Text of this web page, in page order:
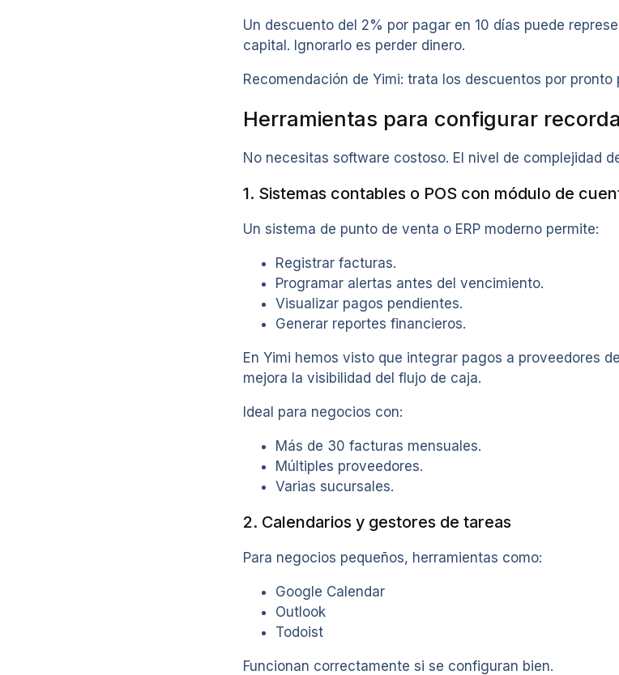
Un descuento del 2% por pagar en 10 días puede
capital. Ignorarlo es perder dinero.
Recomendación de Yimi: trata los descuentos por
Herramientas para configurar
No necesitas software costoso. El nivel de complejidad
1. Sistemas contables o POS con módulo de
Un sistema de punto de venta o ERP moderno permite:
Registrar facturas.
Programar alertas antes del vencimiento.
Visualizar pagos pendientes.
Generar reportes financieros.
En Yimi hemos visto que integrar pagos a proveedores
mejora la visibilidad del flujo de caja.
Ideal para negocios con:
Más de 30 facturas mensuales.
Múltiples proveedores.
Varias sucursales.
2. Calendarios y gestores de tareas
Para negocios pequeños, herramientas como:
Google Calendar
Outlook
Todoist
Funcionan correctamente si se configuran bien.